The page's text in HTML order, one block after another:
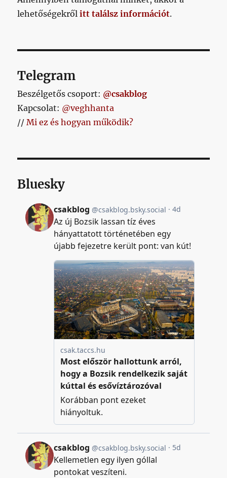
lehetőségekrőlitt találsz információt.
Telegram
Beszélgetős csoport: @csakblog
Kapcsolat: @veghhanta
//Mi ez és hogyan működik?
Bluesky